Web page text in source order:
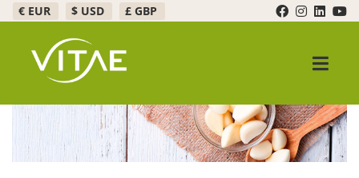
€ EUR $ USD £ GBP
Ir
a
navegación
Ir
al
contenido
Productos
Ofertas